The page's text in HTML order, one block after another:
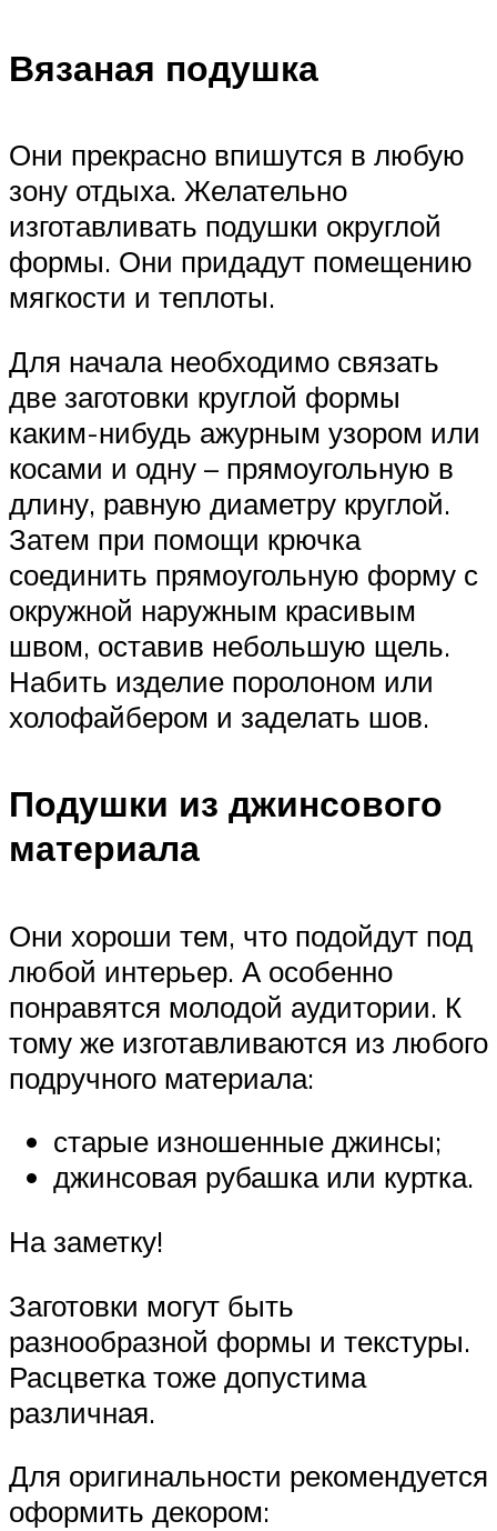
Вязаная подушка
Они прекрасно впишутся в любую
зону отдыха. Желательно
изготавливать подушки округлой
формы. Они придадут помещению
мягкости и теплоты.
Для начала необходимо связать
две заготовки круглой формы
каким-нибудь ажурным узором или
косами и одну – прямоугольную в
длину, равную диаметру круглой.
Затем при помощи крючка
соединить прямоугольную форму с
окружной наружным красивым
швом, оставив небольшую щель.
Набить изделие поролоном или
холофайбером и заделать шов.
Подушки из джинсового
материала
Они хороши тем, что подойдут под
любой интерьер. А особенно
понравятся молодой аудитории. К
тому же изготавливаются из любого
подручного материала:
старые изношенные джинсы;
джинсовая рубашка или куртка.
На заметку!
Заготовки могут быть
разнообразной формы и текстуры.
Расцветка тоже допустима
различная.
Для оригинальности рекомендуется
оформить декором: